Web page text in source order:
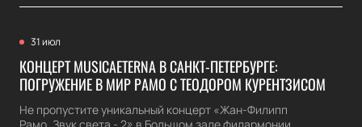
31 июл
КОНЦЕРТ MUSICAETERNA В САНКТ-ПЕТЕРБУРГЕ:
ПОГРУЖЕНИЕ В МИР РАМО С ТЕОДОРОМ КУРЕНТЗИСОМ
Не пропустите уникальный концерт «Жан-Филипп